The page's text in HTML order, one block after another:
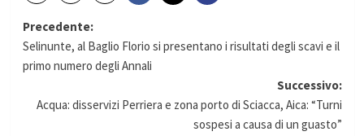
Navigazione
articolo
Precedente:
Selinunte, al Baglio Florio si presentano i risultati degli scavi e il
primo numero degli Annali
Successivo:
Acqua: disservizi Perriera e zona porto di Sciacca, Aica: “Turni
sospesi a causa di un guasto”